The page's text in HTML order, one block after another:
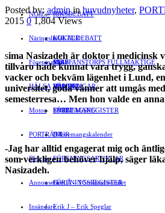
RIKSDEBATT
LOKALDEBATT
STAFFANSTORPS FULLMÄKTIGE
VAL 2014
NÖJE »
KULTUR
Mat
RESOR
EVENEMANG
Evenemangskalender
Näringsliv »
JOBB
HANDEL
FÖRETAGSREGISTER
Föreningsliv »
FÖRENINGAR
SPORT
DJUR
FÖRENINGSARTIKLAR
FÖRENINGSREGISTER
HÄLSA
Motor
PORTRÄTT
Bloggar »
Gert Å – I Småstadsvimlet
Erik J – Erik Speglar
Annonsera
Insändare
Posted by: admininhuvudnyheter,
2015 0 1,804 Views
sima Nasizadeh är doktor i medicinsk
tillvaro hade kunnat vara trygg,
vacker och bekväm lägenhet i Lund,
universitet, goda vänner att umgås
semesterresa… Men hon valde en
-Jag har alltid engagerat mig och
som verkligen behöver hjälp, säger
Nasizadeh.